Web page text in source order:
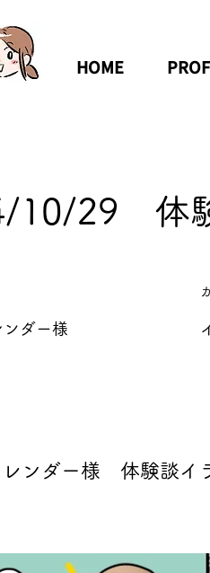
HOME
10/29 体
ダー様
レンダー様 体験談イ